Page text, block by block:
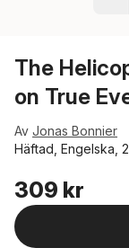
The
on True
Av Jonas Bonnier
Häftad, Engelska,
309 kr